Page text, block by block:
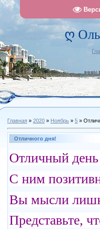
ღ
Главная » 2020 » Ноябрь » 5 »
Отличного дня!
Отличный день
С ним
Вы мысли
Представьте,